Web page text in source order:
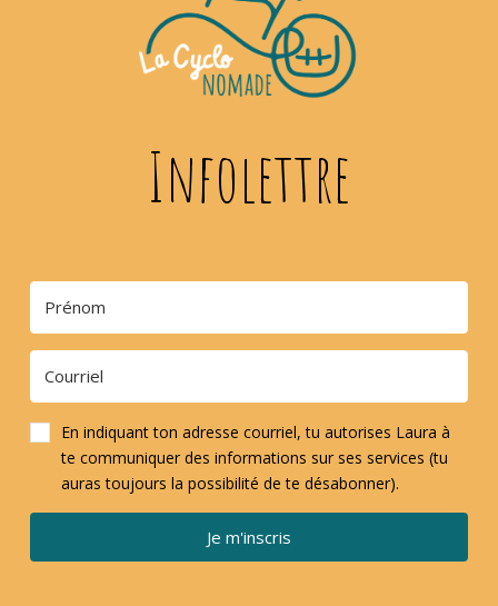
Infolettre
En indiquant ton adresse courriel, tu autorises Laura à
te communiquer des informations sur ses services (tu
auras toujours la possibilité de te désabonner).
Je m'inscris